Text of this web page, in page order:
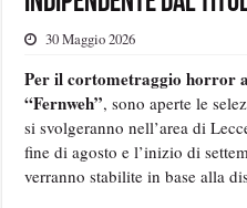
30 Maggio 2026
Per il cortometraggio horror
“Fernweh”, sono aperte le
si svolgeranno nell’area di
fine di agosto e l’inizio di
verranno stabilite in base alla